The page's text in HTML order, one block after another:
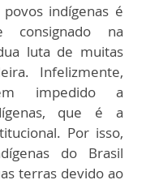
indígenas é
consignado na
luta de muitas
Infelizmente,
impedido a
que é a
Por isso,
do Brasil
terras devido ao